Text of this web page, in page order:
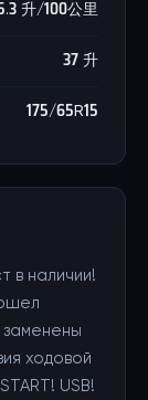
升/100公里
37 升
175/65R15
в наличии!
ходовой
USB!